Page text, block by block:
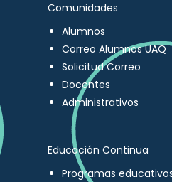
Comunidades
Alumnos
Correo Alumnos UAQ
Solicitud Correo
Docentes
Administrativos
Educación Continua
Programas